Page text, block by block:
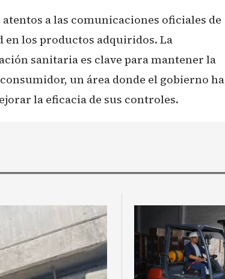
a las comunicaciones oficiales de
los productos adquiridos. La
sanitaria es clave para mantener la
un área donde el gobierno ha
la eficacia de sus controles.